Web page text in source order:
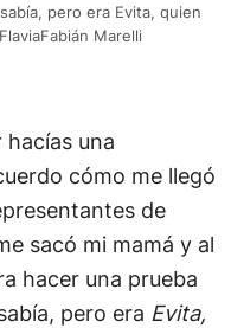
pero era Evita, quien
Marelli
hacías una
cómo me llegó
de
sacó mi mamá y al
hacer una prueba
pero era Evita,